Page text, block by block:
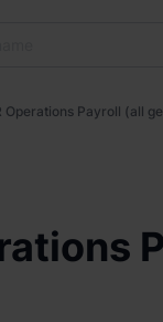
Operations Payroll (all